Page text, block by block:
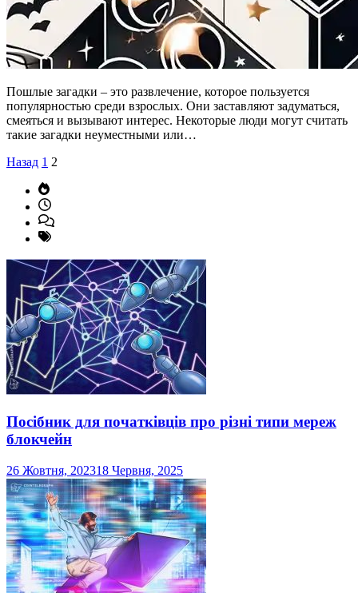
Пошлые загадки – это развлечение, которое пользуется
популярностью среди взрослых. Они заставляют задуматься,
смеяться и вызывают интерес. Некоторые люди могут считать
такие загадки неуместными или…
Пагінація
записів
Назад 1 2
Посібник для початківців про різні типи мереж
блокчейн
26 Жовтня, 202318 Червня, 2025